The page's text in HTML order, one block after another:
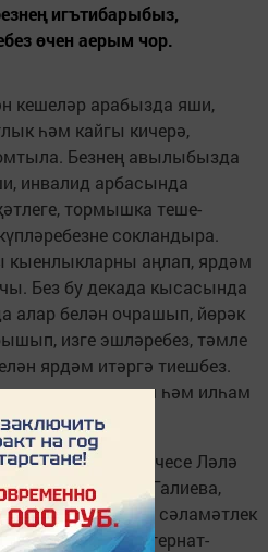
игътибарыбыз,
өчен аерым чор.
кешеләр арабызда яши,
һәм кайгы кичерә,
Безнең авылыбызда
инвалид арбасында
тормышка теше-
сокландыра.
аңлап, ярдәм
Без бу декада кысасында
алар белән очрашып, йөрәк
изге эшләребез, тәмле
ярдәм итәргә тиешбез.
алар өчен зур көч һәм илһам
авыл китапханәчесе Ләлә
Гүзәл Галиева,
урнашкан сәламәтлек
балалар өчен интернат-